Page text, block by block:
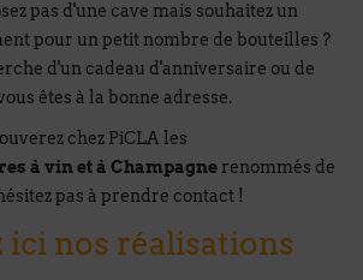
pas d'une cave mais souhaitez un
pour un petit nombre de bouteilles ?
d'un cadeau d'anniversaire ou de
êtes à la bonne adresse.
chez PiCLA les
à vin et à Champagne renommés de
pas à prendre contact !
ici nos réalisations